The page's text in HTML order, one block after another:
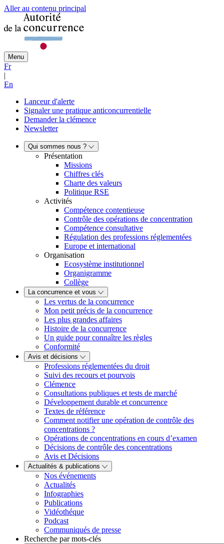
Aller au contenu principal
Menu
Fr
|
En
Lanceur d'alerte
Signaler une pratique anticoncurrentielle
Demander la clémence
Newsletter
Qui sommes nous ?
Présentation
Missions
Chiffres clés
Charte des valeurs
Politique RSE
Activités
Compétence contentieuse
Contrôle des opérations de concentration
Compétence consultative
Régulation des professions réglementées
Europe et international
Organisation
Ecosystème institutionnel
Organigramme
Collège
La concurrence et vous
Les vertus de la concurrence
Mon petit précis de la concurrence
Les plus grandes affaires
Histoire de la concurrence
Un guide pour connaître les règles
Conformité
Avis et décisions
Professions réglementées du droit
Suivi des recours et pourvois
Clémence
Consultations publiques et tests de marché
Développement durable et concurrence
Textes de référence
Comment notifier une opération de contrôle des
concentrations ?
Opérations de concentrations en cours d’examen
Décisions de contrôle des concentrations
Avis et Décisions
Actualités & publications
Nos événements
Actualités
Infographies
Publications
Vidéothéque
Podcast
Communiqués de presse
Recherche par mots-clés